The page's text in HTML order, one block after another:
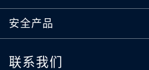
安全产品
联系我们